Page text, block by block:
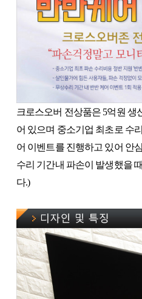
크로스오버 전상품은 5억원 생
어 있으며 중소기업 최초로 수
어 이벤트를 진행하고 있어 안
수리 기간내 파손이 발생했을
다.)